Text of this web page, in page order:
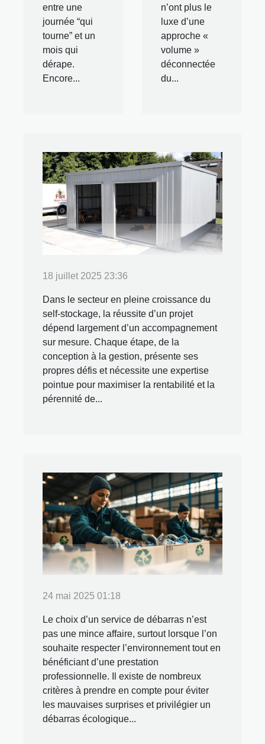
entre une
journée “qui
tourne” et un
mois qui
dérape.
Encore...
n’ont plus le
luxe d’une
approche «
volume »
déconnectée
du...
18 juillet 2025 23:36
Dans le secteur en pleine croissance du
self-stockage, la réussite d’un projet
dépend largement d’un accompagnement
sur mesure. Chaque étape, de la
conception à la gestion, présente ses
propres défis et nécessite une expertise
pointue pour maximiser la rentabilité et la
pérennité de...
24 mai 2025 01:18
Le choix d’un service de débarras n’est
pas une mince affaire, surtout lorsque l’on
souhaite respecter l’environnement tout en
bénéficiant d’une prestation
professionnelle. Il existe de nombreux
critères à prendre en compte pour éviter
les mauvaises surprises et privilégier un
débarras écologique...